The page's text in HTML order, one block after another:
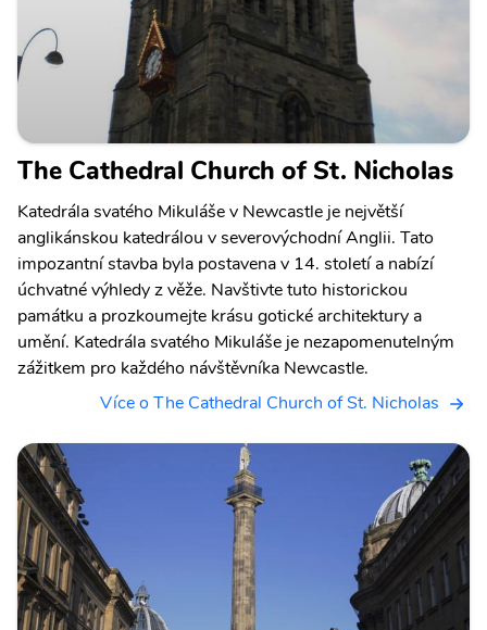
The Cathedral Church of St. Nicholas
Katedrála svatého Mikuláše v Newcastle je největší
anglikánskou katedrálou v severovýchodní Anglii. Tato
impozantní stavba byla postavena v 14. století a nabízí
úchvatné výhledy z věže. Navštivte tuto historickou
památku a prozkoumejte krásu gotické architektury a
umění. Katedrála svatého Mikuláše je nezapomenutelným
zážitkem pro každého návštěvníka Newcastle.
Více o The Cathedral Church of St. Nicholas